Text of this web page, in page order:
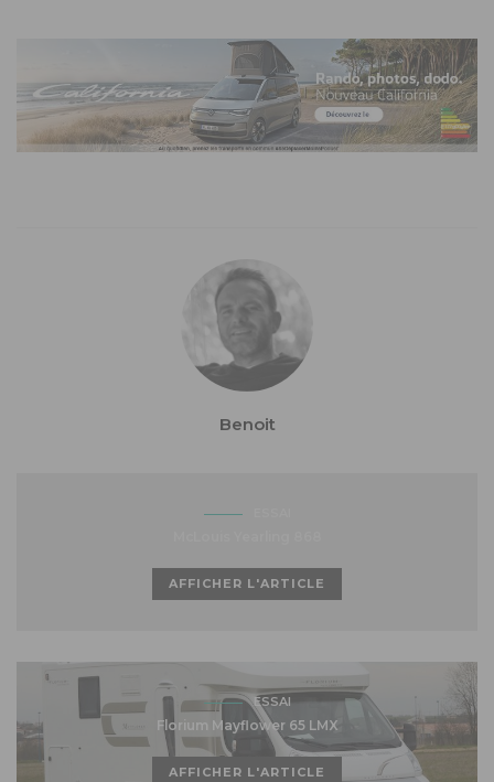
Benoit
AFFICHER L'ARTICLE
ESSAI
Florium Mayflower 65 LMX
AFFICHER L'ARTICLE